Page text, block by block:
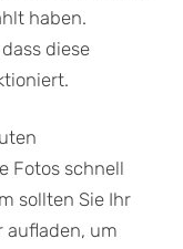
haben.
diese
Fotos schnell
sollten Sie Ihr
aufladen, um